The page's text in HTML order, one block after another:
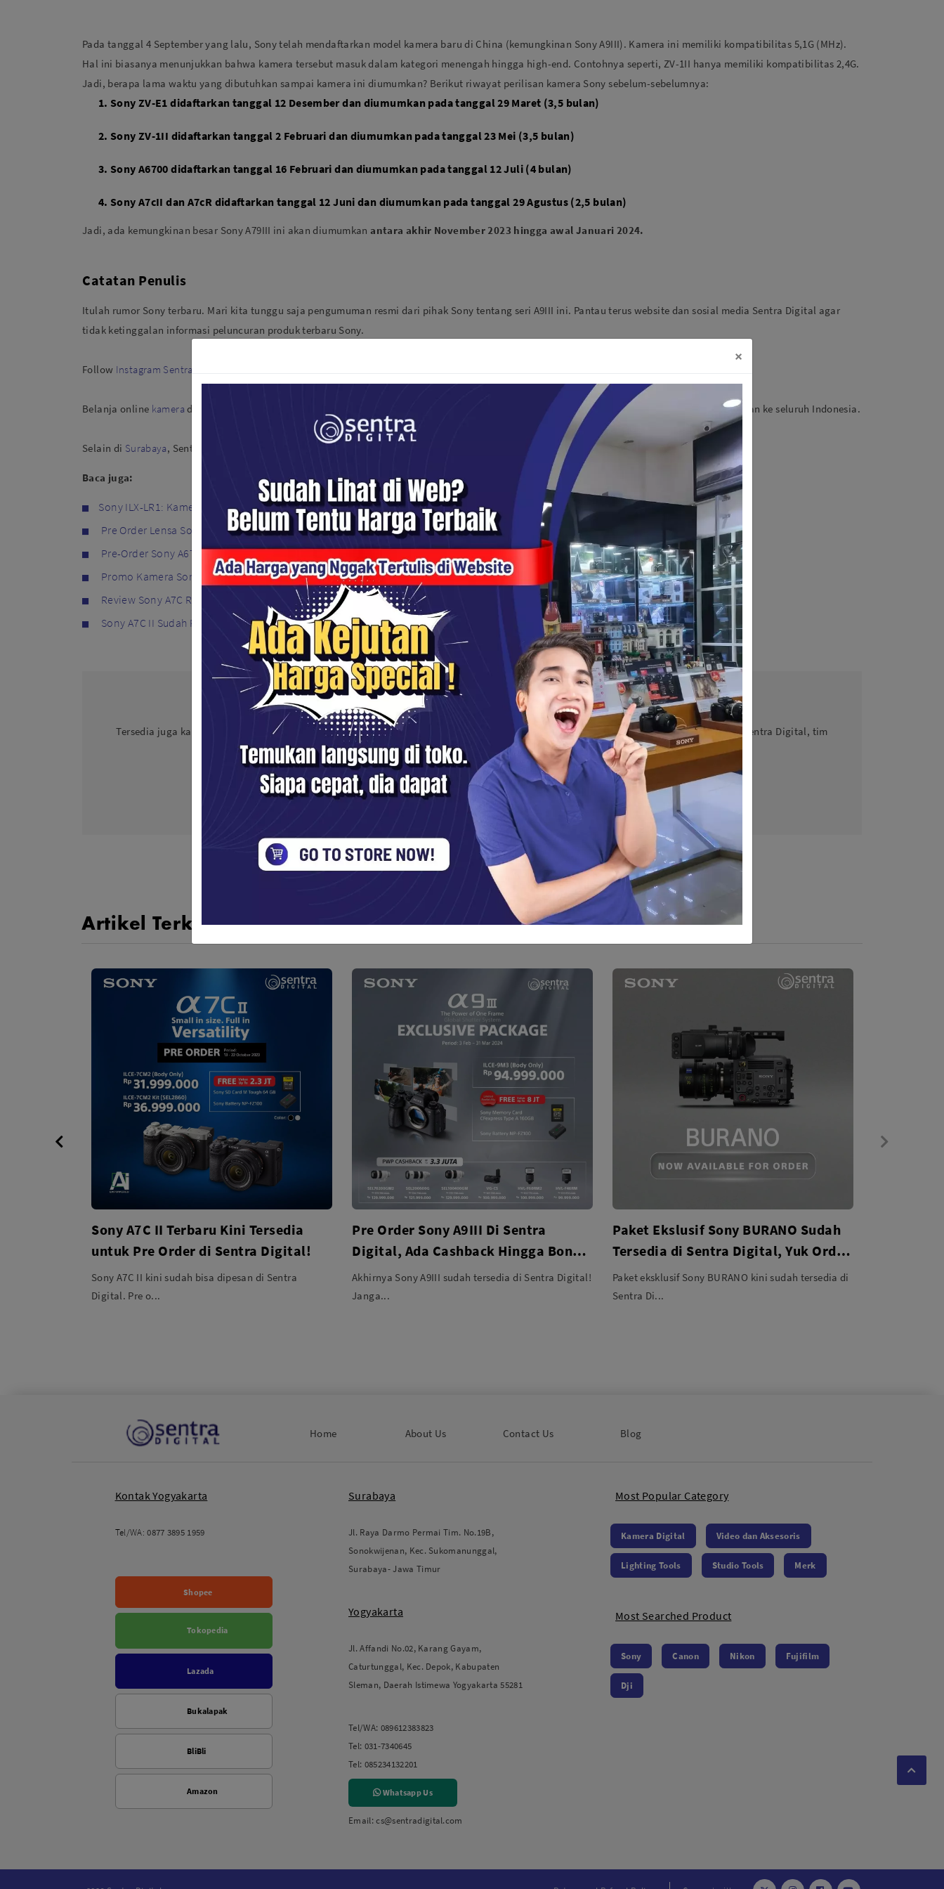
×
Pada tanggal 4 September yang lalu, Sony telah mendaftarkan model kamera baru di China (kemungkinan Sony A9III). Kamera ini memiliki kompatibilitas 5,1G (MHz).
Hal ini biasanya menunjukkan bahwa kamera tersebut masuk dalam kategori menengah hingga high-end. Contohnya seperti, ZV-1II hanya memiliki kompatibilitas 2,4G.
Jadi, berapa lama waktu yang dibutuhkan sampai kamera ini diumumkan? Berikut riwayat perilisan kamera Sony sebelum-sebelumnya:
Sony ZV-E1 didaftarkan tanggal 12 Desember dan diumumkan pada tanggal 29 Maret (3,5 bulan)
Sony ZV-1II didaftarkan tanggal 2 Februari dan diumumkan pada tanggal 23 Mei (3,5 bulan)
Sony A6700 didaftarkan tanggal 16 Februari dan diumumkan pada tanggal 12 Juli (4 bulan)
Sony A7cII dan A7cR didaftarkan tanggal 12 Juni dan diumumkan pada tanggal 29 Agustus (2,5 bulan)
Jadi, ada kemungkinan besar Sony A79III ini akan diumumkanantara akhir November 2023 hingga awal Januari 2024.
Catatan Penulis
Itulah rumor Sony terbaru. Mari kita tunggu saja pengumuman resmi dari pihak Sony tentang seri A9III ini. Pantau terus website dan sosial media Sentra Digital agar
tidak ketinggalan informasi peluncuran produk terbaru Sony.
Follow Instagram Sentra Digita
Belanja online kamera dan Tokopedia Shopee, Blibli,Bukalapak . Pengiriman aman ke seluruh Indonesia.
Selain di Surabaya, Sentra Digital juga hadir di kota Yogyakarta. Kunjungi juga offline store Sentra Digital Yogyakarta.
Baca juga:
Sony ILX-LR1: Kamera Full-Frame Super Ringan untuk Drone dan Industri Profesional
Pre Order Lensa Sony FE 16-35mm F2.8 GM II di Sentra Digital
Pre-Order Sony A6700 di Sentra Digital Surabaya
Promo Kamera Sony Surabaya September 2023
Review Sony A7C R, Kamera Full-Frame 61 MP Terbaru
Sony A7C II Sudah Resmi Rilis, Ini Dia Spesifikasi dan Fitur-Fiturnya!
Ingin Jadi Prioritas Pre-Order Produk Sony Seri Terbaru? Booking sekarang!
Tersedia juga kamera Canon, , dan berbagai perlengkapan fotografi videografi
lainnya. Jangan ragu untuk menghubungi Sentra Digital, tim
profesional kami siap membantu Anda mendapatkan produk yang tepat sesuai keinginan Anda.
Kontak Kami
Artikel Terkait
Sony A7C II Terbaru Kini Tersedia
untuk Pre Order di Sentra Digital!
Sony A7C II kini sudah bisa dipesan di Sentra
Digital. Pre o...
Pre Order Sony A9III Di Sentra
Digital, Ada Cashback Hingga Bonus
Menguntungkan
Akhirnya Sony A9III sudah tersedia di Sentra Digital!
Janga...
Paket Ekslusif Sony BURANO Sudah
Tersedia di Sentra Digital, Yuk Order
Sekarang!
Paket eksklusif Sony BURANO kini sudah tersedia di
Sentra Di...
Home About Us Contact Us Blog
Kontak Yogyakarta
Tel/WA: 0877 3895 1959
Shopee
Tokopedia
Lazada
Bukalapak
BliBli
Amazon
Surabaya
Jl. Raya Darmo Permai Tim. No.19B,
Sonokwijenan, Kec. Sukomanunggal,
Surabaya- Jawa Timur
Yogyakarta
Jl. Affandi No.02, Karang Gayam,
Caturtunggal, Kec. Depok, Kabupaten
Sleman, Daerah Istimewa Yogyakarta 55281
Tel/WA: 089612383823
Tel: 031-7340645
Tel: 085234132201
Whatsapp Us
Email: cs@sentradigital.com
Most Popular Category
Kamera Digital Video dan Aksesoris
Lighting Tools Studio Tools Merk
Most Searched Product
Sony Canon Nikon Fujifilm
Dji